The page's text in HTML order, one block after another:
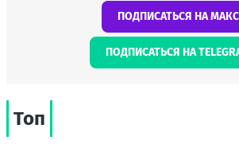
ПОДПИСАТЬСЯ НА МАКС
ПОДПИСАТЬСЯ НА
Топ